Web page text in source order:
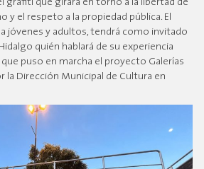
grafiti que girará en torno a la libertad de
y el respeto a la propiedad pública. El
jóvenes y adultos, tendrá como invitado
quién hablará de su experiencia
puso en marcha el proyecto Galerías
la Dirección Municipal de Cultura en